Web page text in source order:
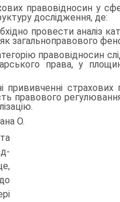
правовідносин у
дослідження, де:
про­вести аналіз
загальноправового
правовідносин слід
права, у
страхових
правового
О.